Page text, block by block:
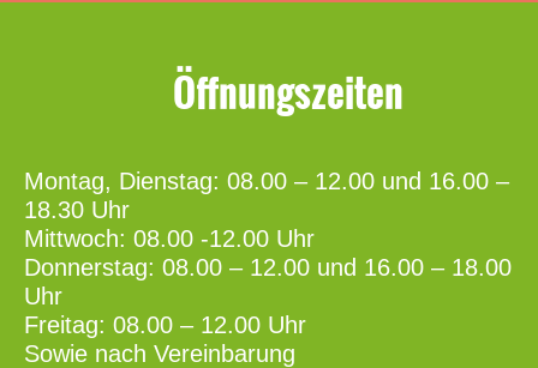
Öffnungszeiten
Montag, Dienstag: 08.00 – 12.00 und 16.00 –
18.30 Uhr
Mittwoch: 08.00 -12.00 Uhr
Donnerstag: 08.00 – 12.00 und 16.00 – 18.00
Uhr
Freitag: 08.00 – 12.00 Uhr
Sowie nach Vereinbarung